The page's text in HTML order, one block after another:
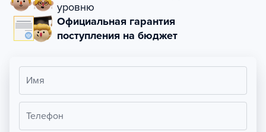
уровню
Официальная гарантия
поступления на бюджет
Имя
Телефон